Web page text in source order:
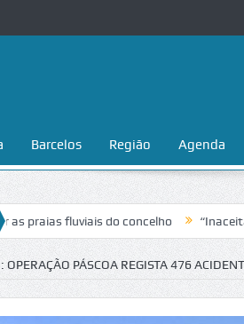
Barcelos Região Agenda
fluviais do concelho “Inaceitável”.
OPERAÇÃO PÁSCOA REGISTA 476